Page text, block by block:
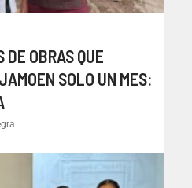
DE OBRAS QUE
SOLO UN MES: